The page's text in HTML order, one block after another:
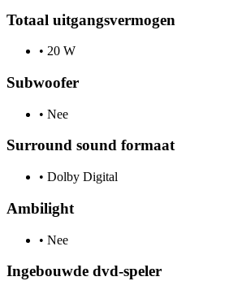
Totaal uitgangsvermogen
• 20 W
Subwoofer
• Nee
Surround sound formaat
• Dolby Digital
Ambilight
• Nee
Ingebouwde dvd-speler